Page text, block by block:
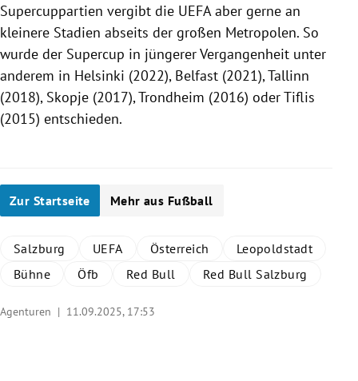
Supercuppartien vergibt die UEFA aber gerne an
kleinere Stadien abseits der großen Metropolen. So
wurde der Supercup in jüngerer Vergangenheit unter
anderem in Helsinki (2022), Belfast (2021), Tallinn
(2018), Skopje (2017), Trondheim (2016) oder Tiflis
(2015) entschieden.
Zur Startseite Mehr aus Fußball
Salzburg UEFA Österreich
Leopoldstadt
Bühne
Öfb Red Bull Red Bull Salzburg
Agenturen | 11.09.2025, 17:53